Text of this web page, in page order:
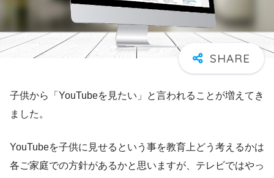
子供から「YouTubeを見たい」と言われることが増えてき
ました。
YouTubeを子供に見せるという事を教育上どう考えるかは
各ご家庭での方針があるかと思いますが、テレビではやっ